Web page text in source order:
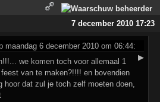
7 december 2010 17:23
maandag 6 december 2010 om 06:44:
▶
we komen toch voor allemaal 1
van te maken?!!!! en bovendien
hoor dat zul je toch zelf moeten doen,